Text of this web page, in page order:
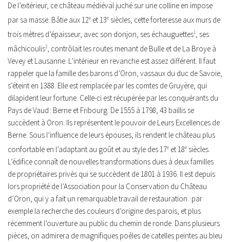
De l’extérieur, ce château médiéval juché sur une colline en impose
par sa masse. Bâtie aux 12e et 13e siècles, cette forteresse aux murs de
trois mètres d’épaisseur, avec son donjon, ses échauguettes1, ses
mâchicoulis2, contrôlait les routes menant de Bulle et de La Broye à
Vevey et Lausanne. L’intérieur en revanche est assez différent. Il faut
rappeler que la famille des barons d’Oron, vassaux du duc de Savoie,
s’éteint en 1388. Elle est remplacée par les comtes de Gruyère, qui
dilapident leur fortune. Celle-ci est récupérée par les conquérants du
Pays de Vaud : Berne et Fribourg. De 1555 à 1798, 43 baillis se
succèdent à Oron. Ils représentent le pouvoir de Leurs Excellences de
Berne. Sous l’influence de leurs épouses, ils rendent le château plus
confortable en l’adaptant au goût et au style des 17e et 18e siècles.
L’édifice connaît de nouvelles transformations dues à deux familles
de propriétaires privés qui se succèdent de 1801 à 1936. Il est depuis
lors propriété de l’Association pour la Conservation du Château
d’Oron, qui y a fait un remarquable travail de restauration : par
exemple la recherche des couleurs d’origine des parois, et plus
récemment l’ouverture au public du chemin de ronde. Dans plusieurs
pièces, on admirera de magnifiques poêles de catelles peintes au bleu